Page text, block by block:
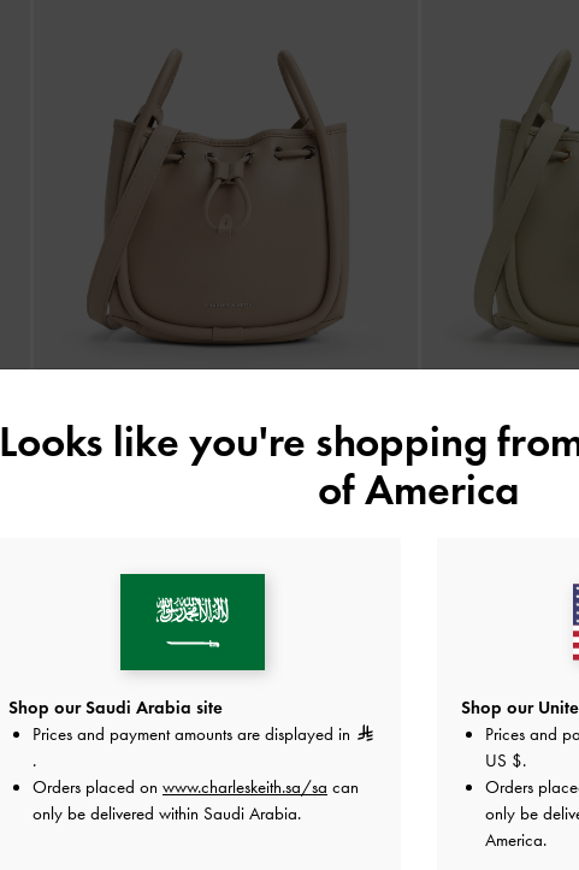
425.00
300.00
خصم 29%
لجميع الطلبات فوق ٣٥٠ + إرجاع مجاني خلال 14 يومًا!
Looks like you're shopping
of America
Shop our Saudi Arabia site
Prices and payment amounts are displayed in
.
Orders placed on www.charleskeith.sa/sa can
only be delivered within Saudi Arabia.
Shop our
Prices and
US $.
Orders
only be
America.